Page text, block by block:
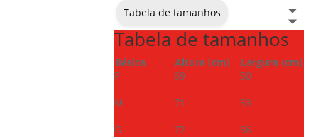
Tabela de tamanhos
Tabela de tamanhos
Básica Altura (cm)
Largura (cm)
P
69
50
M
71
53
G
72
56